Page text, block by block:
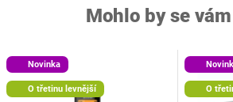
Mohlo by se
Novinka
O třetinu levnější O